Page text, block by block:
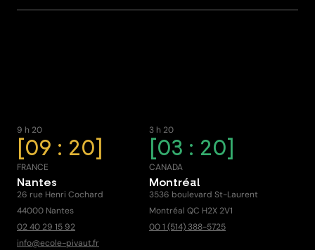
9 h 20
09 : 20
3 h 20
03 : 20
FRANCE
Nantes
26 rue Henri Cochard
44000 Nantes
02 40 29 15 92
info@ecole-pivaut.fr
CANADA
Montréal
3536 boulevard St-Laurent
Montréal QC H2X 2V1
00 1 (514) 388-5725